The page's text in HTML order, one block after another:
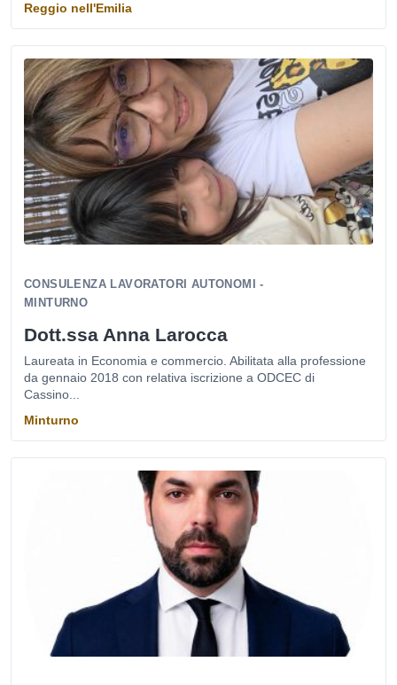
Reggio nell'Emilia
CONSULENZA LAVORATORI AUTONOMI -
MINTURNO
Dott.ssa Anna Larocca
Laureata in Economia e commercio. Abilitata alla professione
da gennaio 2018 con relativa iscrizione a ODCEC di
Cassino...
Minturno